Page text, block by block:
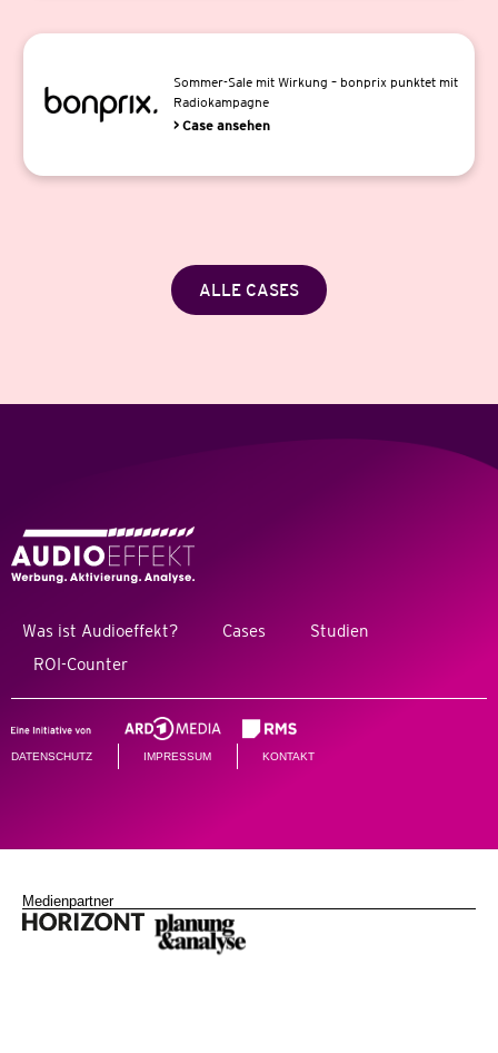
Sommer-Sale mit Wirkung – bonprix punktet mit
Radiokampagne
> Case ansehen
ALLE CASES
Was ist Audioeffekt? Cases
Studien
ROI-Counter
DATENSCHUTZ IMPRESSUM KONTAKT
Medienpartner